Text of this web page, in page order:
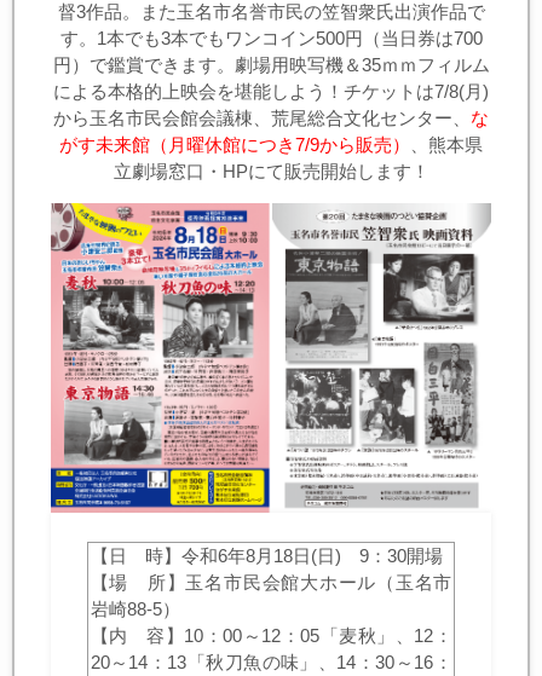
督3作品。また玉名市名誉市民の笠智衆氏出演作品で
す。1本でも3本でもワンコイン500円（当日券は700
円）で鑑賞できます。劇場用映写機＆35ｍｍフィルム
による本格的上映会を堪能しよう！チケットは7/8(月)
から玉名市民会館会議棟、荒尾総合文化センター、 な
がす未来館（月曜休館につき7/9から販売）
、熊本県
立劇場窓口・HPにて販売開始します！
【日 時】令和6年8月18日(日) 9：30開場
【場 所】玉名市民会館大ホール（玉名市
岩崎88-5）
【内 容】10：00～12：05「麦秋」、12：
20～14：13「秋刀魚の味」、14：30～16：